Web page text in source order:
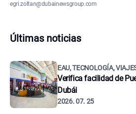
egri.zoltan@dubainewsgroup.com
Últimas noticias
EAU, TECNOLOGÍA,
Verifica facilidad de
Dubái
2026. 07. 25